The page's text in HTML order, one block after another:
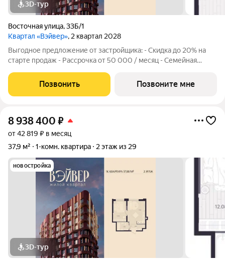
3D-тур
Восточная улица,33Б/1
Квартал «Вэйвер», 2 квартал 2028
Выгодное предложение от застройщика: - Скидка до 20% на
старте продаж - Рассрочка от 50 000 / месяц - Семейная
1-комнатной квартиры в Жилом квартале Вэйвер от
Девелоперской компании Люди,
Позвонить Позвоните мне
8 938 400 ₽
от 42 819 ₽ в месяц
37,9 м²
1-комн. квартира 2 этаж из 29
новостройка
3D-тур